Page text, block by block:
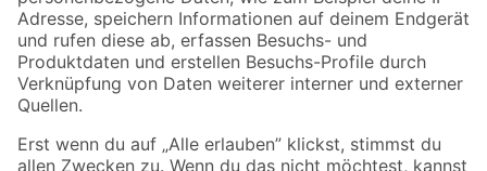
Zahlungsarten Versandarten
Sicher einkaufen